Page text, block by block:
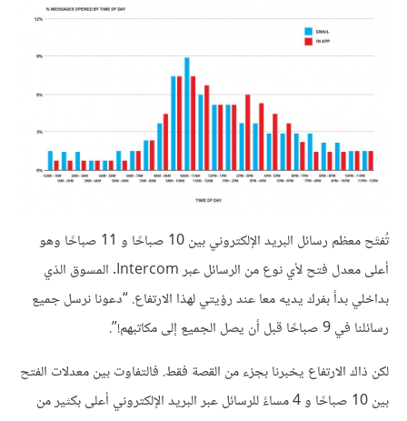
تُفتَح معظم رسائل البريد الإلكتروني بين 10 صباحًا و 11 صباحًا وهو
أعلى معدل فتح لأي نوع من الرسائل عبر Intercom. المسوق الذي
بداخلي بدأ بفرك يديه معا عند رؤيتي لهذا الارتفاع. “دعونا نرسل جميع
رسائلنا في 9 صباحًا قبل أن يصل الجميع إلى مكاتبهم!”.
لكن ذاك الارتفاع يخبرنا بجزء من القصة فقط. فالتفاوت بين معدلات الفتح
بين 10 صباحًا و 4 مساءً للرسائل عبر البريد الإلكتروني أعلى بكثير من